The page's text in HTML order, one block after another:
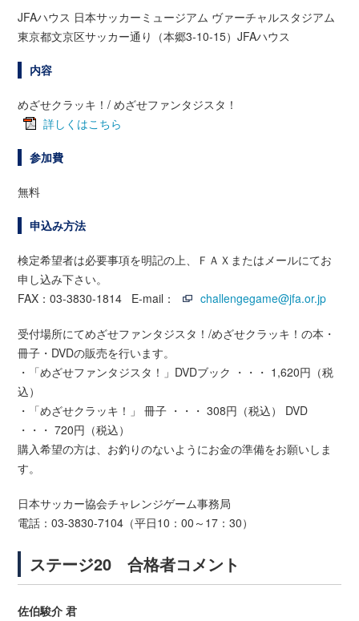
JFAハウス 日本サッカーミュージアム ヴァーチャルスタジアム
東京都文京区サッカー通り（本郷3-10-15）JFAハウス
内容
めざせクラッキ！/ めざせファンタジスタ！
詳しくはこちら
参加費
無料
申込み方法
検定希望者は必要事項を明記の上、ＦＡＸまたはメールにてお
申し込み下さい。
FAX：03-3830-1814 E-mail：
challengegame@jfa.or.jp
受付場所にてめざせファンタジスタ！/めざせクラッキ！の本・
冊子・DVDの販売を行います。
・「めざせファンタジスタ！」DVDブック ・・・ 1,620円（税
込）
・「めざせクラッキ！」 冊子 ・・・ 308円（税込） DVD
・・・ 720円（税込）
購入希望の方は、お釣りのないようにお金の準備をお願いしま
す。
日本サッカー協会チャレンジゲーム事務局
電話：03-3830-7104（平日10：00～17：30）
ステージ20 合格者コメント
佐伯駿介 君